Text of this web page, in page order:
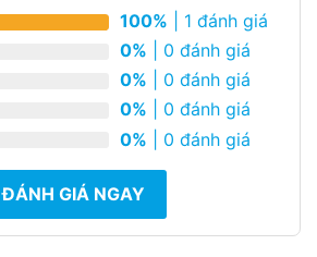
100% | 1 đánh giá
0% | 0 đánh giá
0% | 0 đánh giá
0% | 0 đánh giá
0% | 0 đánh giá
ĐÁNH GIÁ NGAY